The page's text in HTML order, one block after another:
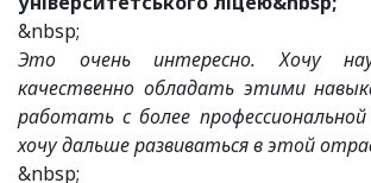
&nbsp;
Это очень интересно. Хочу
качественно обладать этими
работать с более
хочу дальше развиваться в этой
&nbsp;